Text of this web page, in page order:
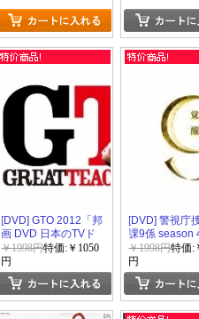
[DVD] GTO 2012「邦
画 DVD 日本のTVド
ラマ」
￥1998円特価:￥1050
円
[DVD] 警視庁
課9係 season
￥1998円特価:
円